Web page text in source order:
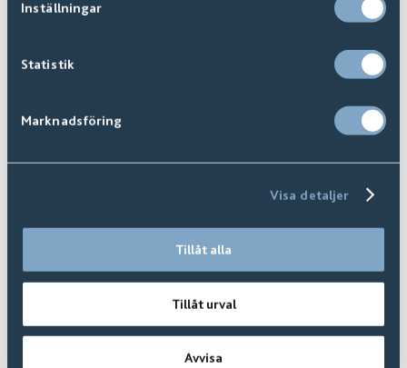
Inställningar
Statistik
Marknadsföring
Visa detaljer
Tillåt alla
Tillåt urval
Avvisa
Myke gulv i form av et vegg-til-vegg-teppe eller en
gulvmatte i valgfrie mål med kanter. Tepper i ulike